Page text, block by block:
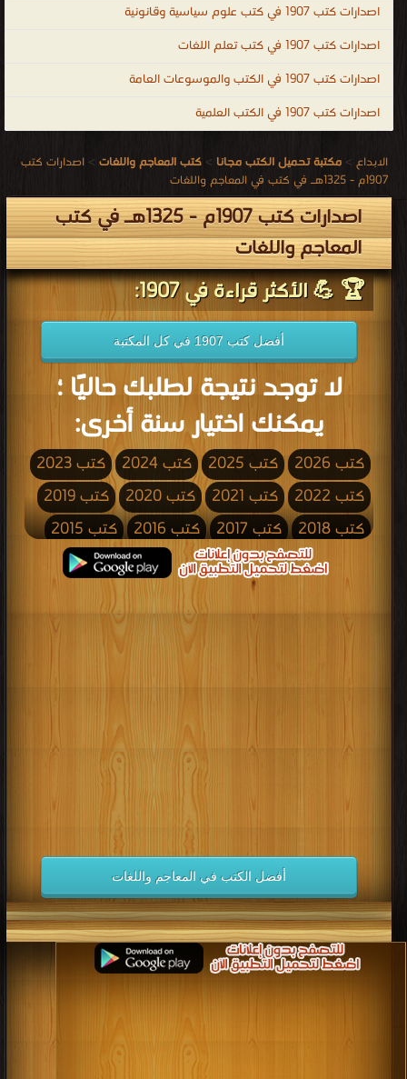
اصدارات كتب 1907 في كتب علوم سياسية وقانونية
اصدارات كتب 1907 في كتب تعلم اللغات
اصدارات كتب 1907 في الكتب والموسوعات العامة
اصدارات كتب 1907 في الكتب العلمية
الابداع > مكتبة تحميل الكتب مجانا > كتب المعاجم واللغات > اصدارات كتب
1907م - 1325هـ في كتب في المعاجم واللغات
اصدارات كتب 1907م - 1325هـ في كتب
المعاجم واللغات
🏆 💪 الأكثر قراءة في 1907:
أفضل كتب 1907 في كل المكتبة
لا توجد نتيجة لطلبك حاليًا ؛
يمكنك اختيار سنة أخرى:
كتب 2026 كتب 2025 كتب 2024
كتب 2023
كتب 2022
كتب 2021 كتب 2020
كتب 2019
كتب 2018
كتب 2017 كتب 2016
كتب 2015
كتب 2013 كتب 2012
كتب 2011
كتب 2009 كتب 2008
كتب 2006
كتب 2005 كتب 2004
كتب 2003
كتب 2000
كتب 1992
كتب 1991
كتب 1990
كتب 1989 كتب 1988
كتب 1987
كتب 1984
كتب 1983
كتب 1980
كتب 1979
كتب 1978
كتب 1977 كتب 1976
كتب 1975
كتب 1974
كتب 1973 كتب 1972
كتب 1971
كتب 1970
كتب 1969 كتب 1968
كتب 1967
كتب 1966
كتب 1965 كتب 1964
كتب 1963
كتب 1962
كتب 1961 كتب 1960
كتب 1959
كتب 1957
كتب 1952
كتب 1951
أفضل الكتب في المعاجم واللغات